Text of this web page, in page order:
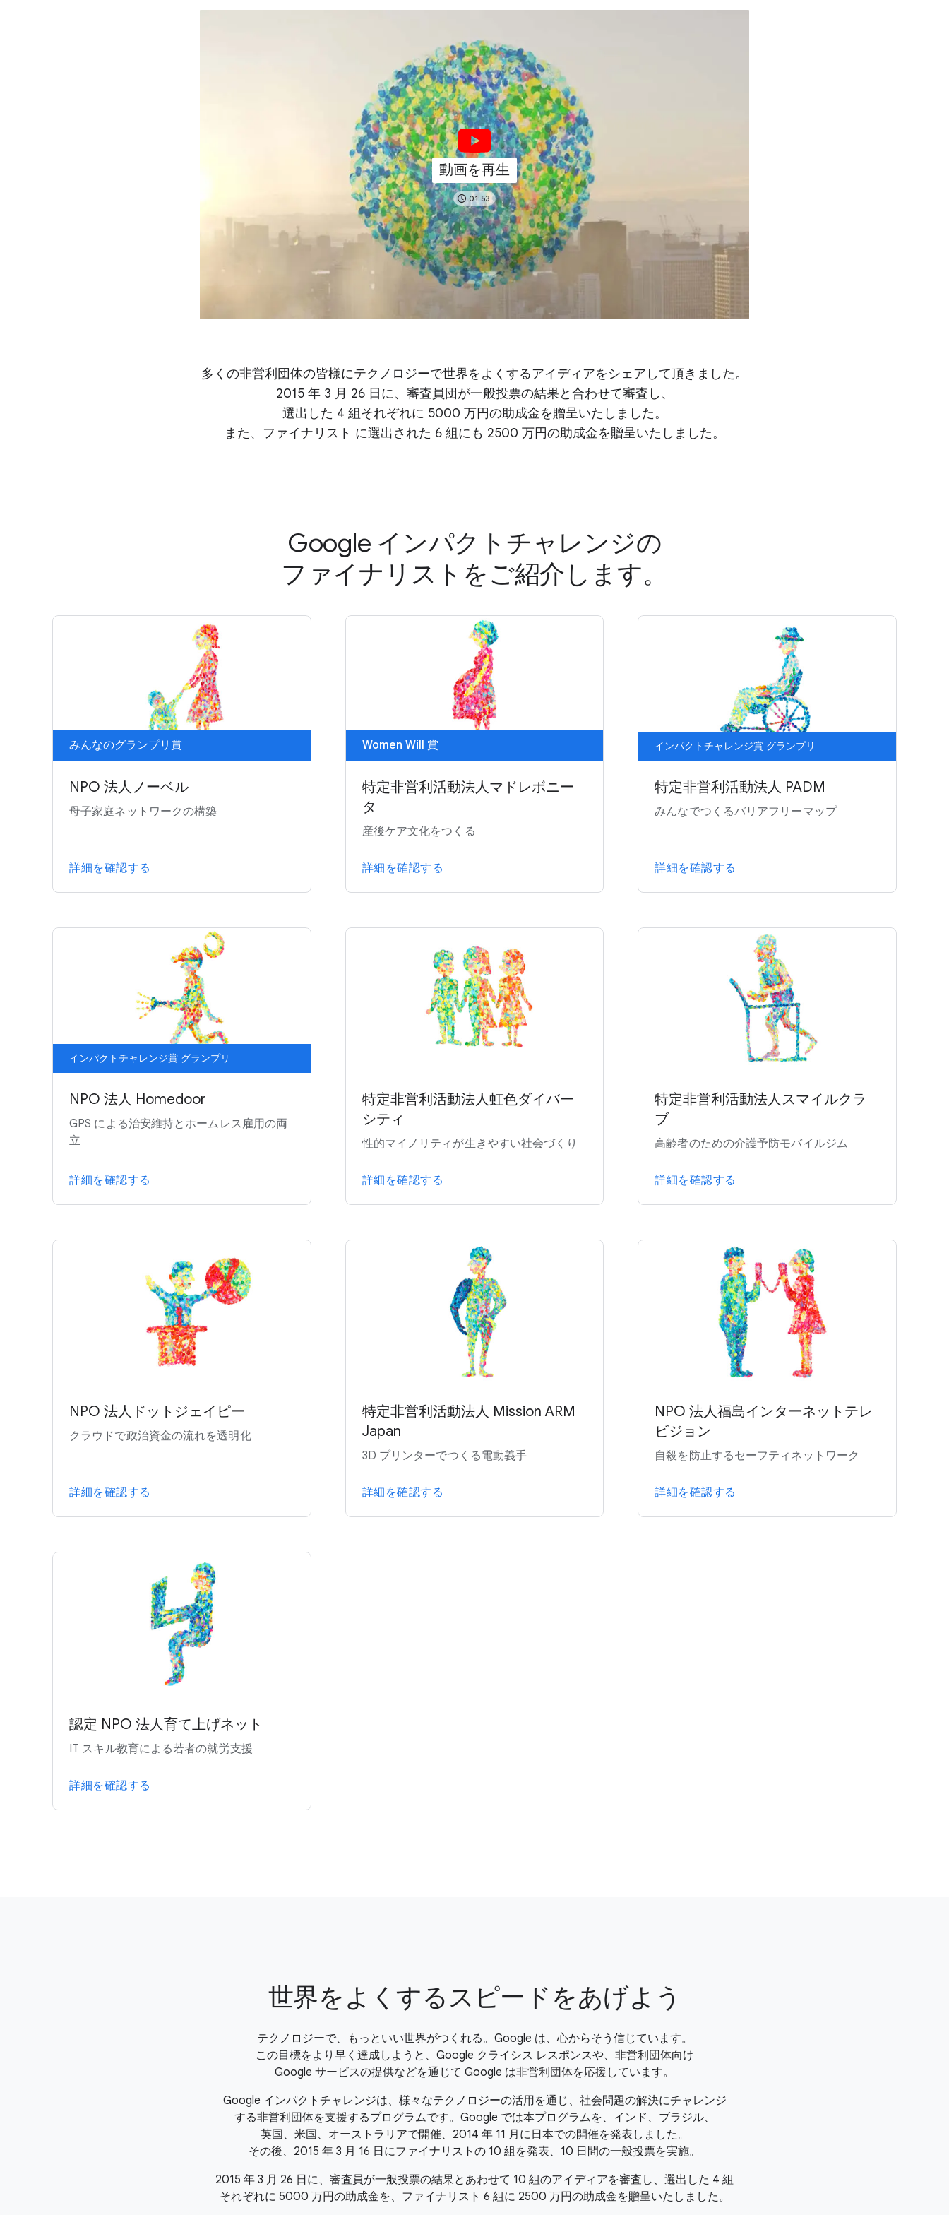
動画を再生
01:53
多くの非営利団体の皆様にテクノロジーで世界をよくするアイディアをシェアして頂きました。
2015 年 3 月 26 日に、審査員団が一般投票の結果と合わせて審査し、
選出した 4 組それぞれに 5000 万円の助成金を贈呈いたしました。
また、ファイナリスト に選出された 6 組にも 2500 万円の助成金を贈呈いたしました。
Google インパクトチャレンジの
ファイナリストをご紹介します。
みんなのグランプリ賞
NPO 法人ノーベル
母子家庭ネットワークの構築
詳細を確認する
Women Will 賞
特定非営利活動法人マドレボニー
タ
産後ケア文化をつくる
詳細を確認する
インパクトチャレンジ賞 グランプリ
特定非営利活動法人 PADM
みんなでつくるバリアフリーマップ
詳細を確認する
インパクトチャレンジ賞 グランプリ
NPO 法人 Homedoor
GPS による治安維持とホームレス雇用の両
立
詳細を確認する
特定非営利活動法人虹色ダイバー
シティ
性的マイノリティが生きやすい社会づくり
詳細を確認する
特定非営利活動法人スマイルクラ
ブ
高齢者のための介護予防モバイルジム
詳細を確認する
NPO 法人ドットジェイピー
クラウドで政治資金の流れを透明化
詳細を確認する
特定非営利活動法人 Mission ARM
Japan
3D プリンターでつくる電動義手
詳細を確認する
NPO 法人福島インターネットテレ
ビジョン
自殺を防止するセーフティネットワーク
詳細を確認する
認定 NPO 法人育て上げネット
IT スキル教育による若者の就労支援
詳細を確認する
世界をよくするスピードをあげよう
テクノロジーで、もっといい世界がつくれる。Google は、心からそう信じています。
この目標をより早く達成しようと、Google クライシス レスポンスや、非営利団体向け
Google サービスの提供などを通じて Google は非営利団体を応援しています。
Google インパクトチャレンジは、様々なテクノロジーの活用を通じ、社会問題の解決にチャレンジ
する非営利団体を支援するプログラムです。Google では本プログラムを、インド、ブラジル、
英国、米国、オーストラリアで開催、2014 年 11 月に日本での開催を発表しました。
その後、2015 年 3 月 16 日にファイナリストの 10 組を発表、10 日間の一般投票を実施。
2015 年 3 月 26 日に、審査員が一般投票の結果とあわせて 10 組のアイディアを審査し、選出した 4 組
それぞれに 5000 万円の助成金を、ファイナリスト 6 組に 2500 万円の助成金を贈呈いたしました。